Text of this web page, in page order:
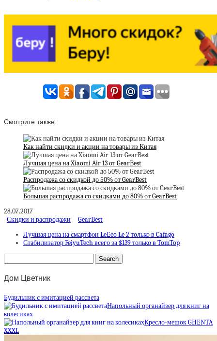
Смотрите также:
Как найти скидки и акции на товары из Китая
Лучшая цена на Xiaomi Air 13 от GearBest
Распродажа со скидкой до 50% от GearBest
Большая распродажа со скидками до 80% от GearBest
28.07.2017
Скидки и распродажи
GearBest
Лучшая цена на смартфон LeEco Le 2 только в Cafago
Стабилизатор FeiyuTech всего за $139 только в TomTop
Дом Цветник
Будильник с имитацией рассвета
Напольный органайзер для книг на
колесиках
Кресло-мешок GHENTA
XXXL